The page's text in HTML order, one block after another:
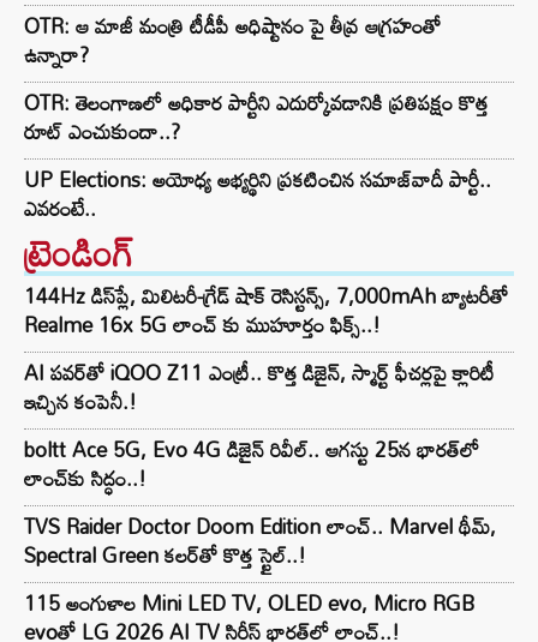
OTR: ఆ మాజీ మంత్రి టీడీపీ అధిష్టానం పై తీవ్ర ఆగ్రహంతో
ఉన్నారా?
OTR: తెలంగాణలో అధికార పార్టీని ఎదుర్కోవడానికి ప్రతిపక్షం కొత్త
రూట్‌ ఎంచుకుందా..?
UP Elections: అయోధ్య అభ్యర్థిని ప్రకటించిన సమాజ్‌వాదీ పార్టీ..
ఎవరంటే..
ట్రెండింగ్‌
144Hz డిస్‌ప్లే, మిలిటరీ-గ్రేడ్ షాక్ రెసిస్టన్స్, 7,000mAh బ్యాటరీతో
Realme 16x 5G లాంచ్ కు ముహూర్తం ఫిక్స్..!
AI పవర్‌తో iQOO Z11 ఎంట్రీ.. కొత్త డిజైన్, స్మార్ట్ ఫీచర్లపై క్లారిటీ
ఇచ్చిన కంపెనీ.!
boltt Ace 5G, Evo 4G డిజైన్ రివీల్.. ఆగస్టు 25న భారత్‌లో
లాంచ్‌కు సిద్ధం..!
TVS Raider Doctor Doom Edition లాంచ్.. Marvel థీమ్,
Spectral Green కలర్‌తో కొత్త స్టైల్..!
115 అంగుళాల Mini LED TV, OLED evo, Micro RGB
evoతో LG 2026 AI TV సిరీస్ భారత్‌లో లాంచ్..!